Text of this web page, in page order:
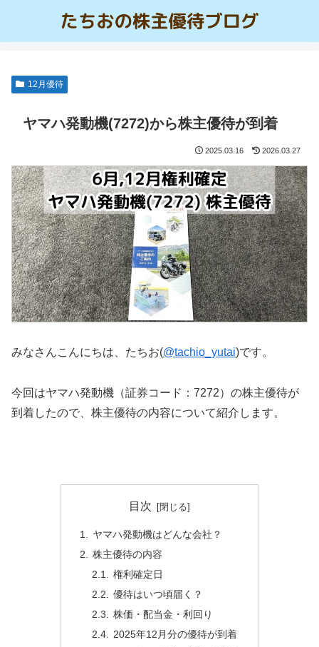
12月優待
ヤマハ発動機(7272)から株主優待が到着
2025.03.16 2026.03.27
みなさんこんにちは、たちお(@tachio_yutai)です。
今回はヤマハ発動機（証券コード：7272）の株主優待が
到着したので、株主優待の内容について紹介します。
目次
ヤマハ発動機はどんな会社？
株主優待の内容
権利確定日
優待はいつ頃届く？
株価・配当金・利回り
2025年12月分の優待が到着